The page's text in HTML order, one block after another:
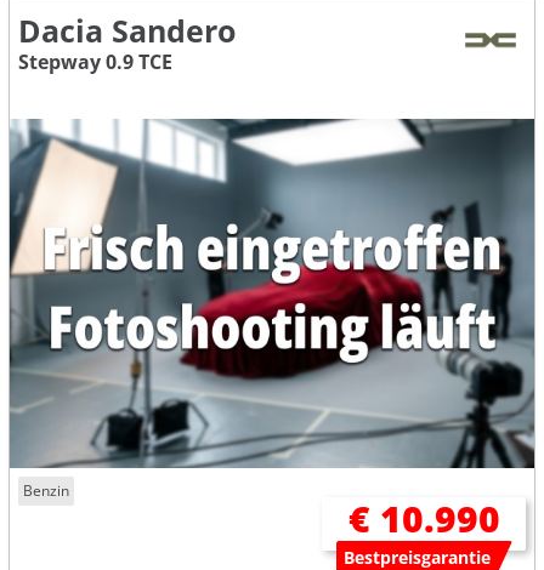
Dacia Sandero
Stepway 0.9 TCE
Benzin
€ 10.990
Bestpreisgarantie